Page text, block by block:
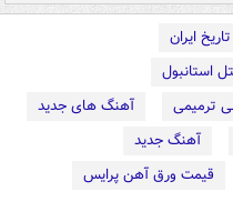
ایران
استانبول
ترمیمی
آهنگ های جدید
آهنگ جدید
قیمت ورق آهن پرایس